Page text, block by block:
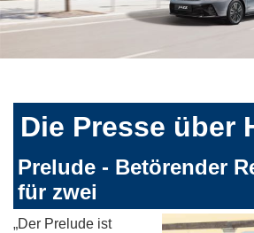
Die Presse über
Prelude - Betörender
für zwei
„Der Prelude ist